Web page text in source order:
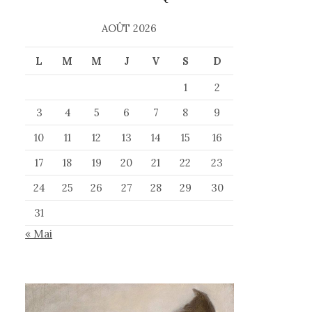
AOÛT 2026
L M M J V S
D
1
2
3
4 5 6 7 8
9
10
11 12 13 14 15
16
17
18 19 20 21 22
23
24
25 26 27 28 29
30
31
« Mai